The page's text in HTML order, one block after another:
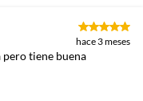
hace 3 meses
pero tiene buena